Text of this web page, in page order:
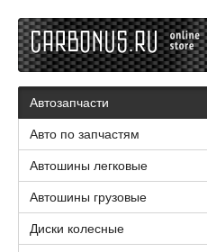
Автозапчасти
Авто по запчастям
Автошины легковые
Автошины грузовые
Диски колесные